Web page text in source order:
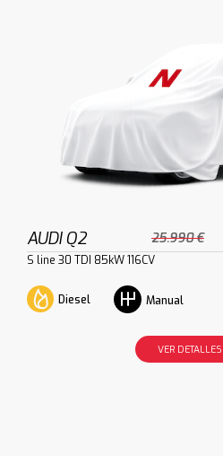
AUDI Q2 25.990 €
S line 30 TDI 85kW 116CV
Diesel Manual
VER DETALLES